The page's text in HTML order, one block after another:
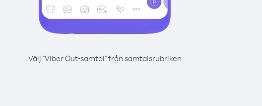
Välj "Viber Out-samtal" från samtalsrubriken